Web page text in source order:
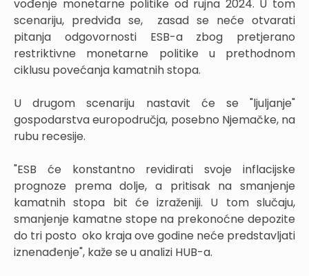
vođenje monetarne politike od rujna 2024. U tom
scenariju, predviđa se, zasad se neće otvarati
pitanja odgovornosti ESB-a zbog pretjerano
restriktivne monetarne politike u prethodnom
ciklusu povećanja kamatnih stopa.
U drugom scenariju nastavit će se "ljuljanje"
gospodarstva europodručja, posebno Njemačke, na
rubu recesije.
"ESB će konstantno revidirati svoje inflacijske
prognoze prema dolje, a pritisak na smanjenje
kamatnih stopa bit će izraženiji. U tom slučaju,
smanjenje kamatne stope na prekonoćne depozite
do tri posto oko kraja ove godine neće predstavljati
iznenađenje", kaže se u analizi HUB-a.